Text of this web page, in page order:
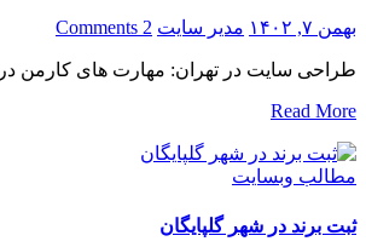
بهمن ۷, ۱۴۰۲ مدیر سایت 2 Comments
طراحی سایت در تهران: مهارت های کارمن
Read More
مطالب وبسایت
ثبت برند در شهر گلپایگان